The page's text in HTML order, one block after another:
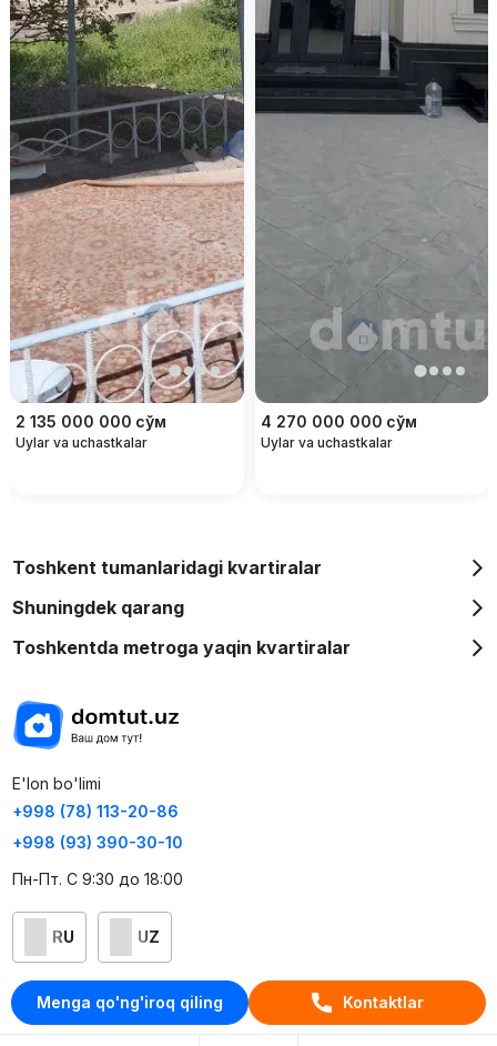
Menga qo'ng'iroq qiling Kontaktlar
2 135 000 000 сўм
Uylar va uchastkalar
4 270 000 000 сўм
Uylar va uchastkalar
Toshkent tumanlaridagi kvartiralar
Shuningdek qarang
Toshkentda metroga yaqin kvartiralar
E'lon bo'limi
+998 (78) 113-20-86
+998 (93) 390-30-10
Пн-Пт. С 9:30 до 18:00
RU UZ
Kontaktlar